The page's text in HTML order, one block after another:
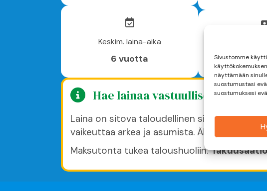
Sivustomme
näyttämään
suostumustasi
suostumuksesi
Keskim. laina-aika
6 vuotta 18
Hae lainaa vastuullisesti!
Laina on sitova taloudellinen sitoumus.
vaikeuttaa arkea ja asumista. Älä lainaa
Maksutonta tukea taloushuoliin: